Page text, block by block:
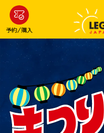
ン
コ
テ
予約/購入